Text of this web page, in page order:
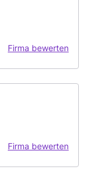
Firma bewerten
Firma bewerten